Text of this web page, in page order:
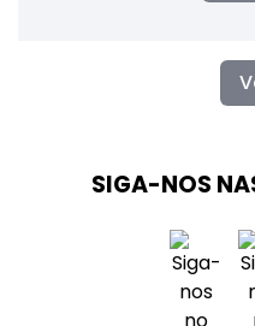
SIGA-NOS